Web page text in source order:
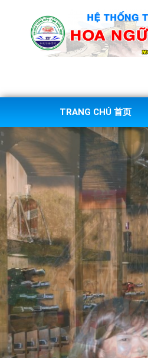
TRANG CHỦ 首页